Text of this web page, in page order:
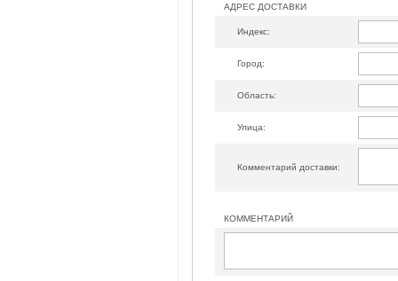
АДРЕС ДОСТАВКИ
Индекс:
Город:
Область:
Улица:
Комментарий доставки:
КОММЕНТАРИЙ